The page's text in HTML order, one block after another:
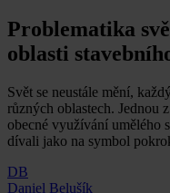
Problematika
oblasti
Svět se neustále mění,
různých oblastech. Jednou
obecné využívání umělého
dívali jako na symbol
DB
Daniel Belušík